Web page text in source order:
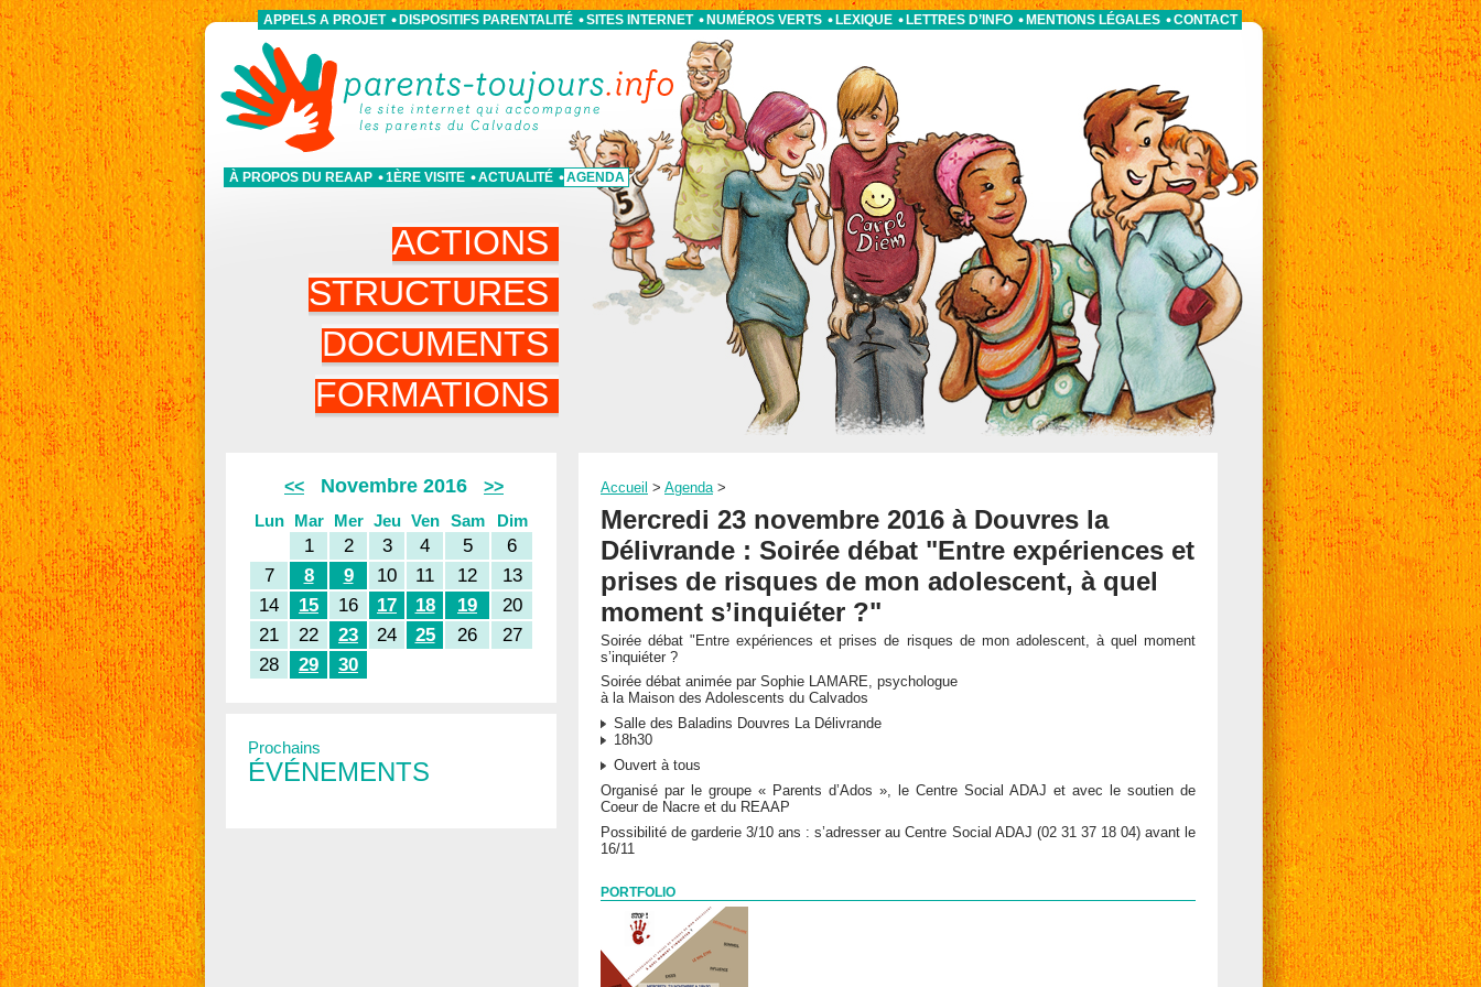
À PROPOS DU REAAP 1ÈRE VISITE ACTUALITÉ AGENDA
APPELS A PROJET DISPOSITIFS PARENTALITÉ SITES INTERNET NUMÉROS VERTS LEXIQUE LETTRES D’INFO MENTIONS LÉGALES CONTACT
ACTIONS
STRUCTURES
DOCUMENTS
FORMATIONS
<< Novembre 2016
>>
Lun
Mar Mer Jeu Ven Sam Dim
1 2 3 4 5
6
7
8 9 10 11 12
13
14
15 16 17 18 19
20
21
22 23 24 25 26
27
28
29 30
Prochains
ÉVÉNEMENTS
Accueil > Agenda >
Mercredi 23 novembre 2016 à Douvres la
Délivrande : Soirée débat "Entre expériences et
prises de risques de mon adolescent, à quel
moment s’inquiéter ?"
Soirée débat "Entre expériences et prises de risques de mon adolescent, à quel moment
s’inquiéter ?
Soirée débat animée par Sophie LAMARE, psychologue
à la Maison des Adolescents du Calvados
Salle des Baladins Douvres La Délivrande
18h30
Ouvert à tous
Organisé par le groupe « Parents d’Ados », le Centre Social ADAJ et avec le soutien de
Coeur de Nacre et du REAAP
Possibilité de garderie 3/10 ans : s’adresser au Centre Social ADAJ (02 31 37 18 04) avant le
16/11
PORTFOLIO